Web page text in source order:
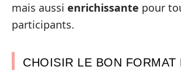
mais aussi enrichissante pour
participants.
CHOISIR LE BON FORMAT